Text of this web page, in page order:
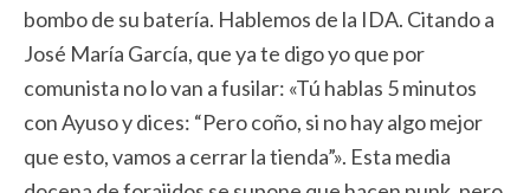
bombo de su batería. Hablemos de la IDA. Citando a
José María García, que ya te digo yo que por
comunista no lo van a fusilar: «Tú hablas 5 minutos
con Ayuso y dices: “Pero coño, si no hay algo mejor
que esto, vamos a cerrar la tienda”». Esta media